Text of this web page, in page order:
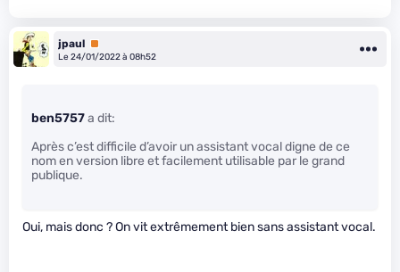
jpaul Premium
Le 24/01/2022 à 08h52
ben5757a dit:
Après c’est difficile d’avoir un assistant vocal digne de ce
nom en version libre et facilement utilisable par le grand
publique.
Oui, mais donc ? On vit extrêmement bien sans assistant vocal.